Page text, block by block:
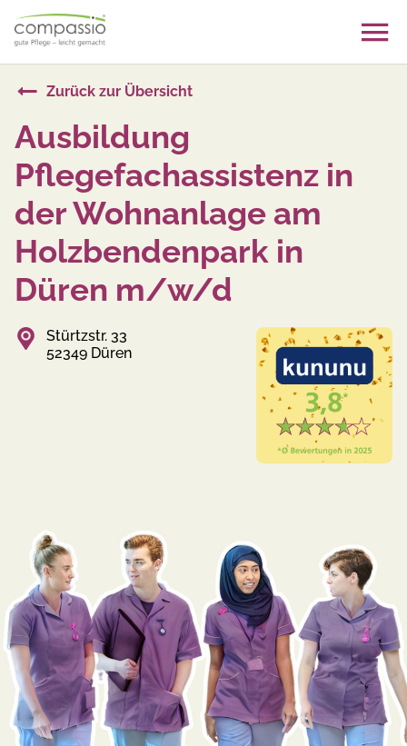
content
Zurück zur Übersicht
Ausbildung
Pflegefachassistenz in
der Wohnanlage am
Holzbendenpark in
Düren m/w/d
Stürtzstr. 33
52349 Düren